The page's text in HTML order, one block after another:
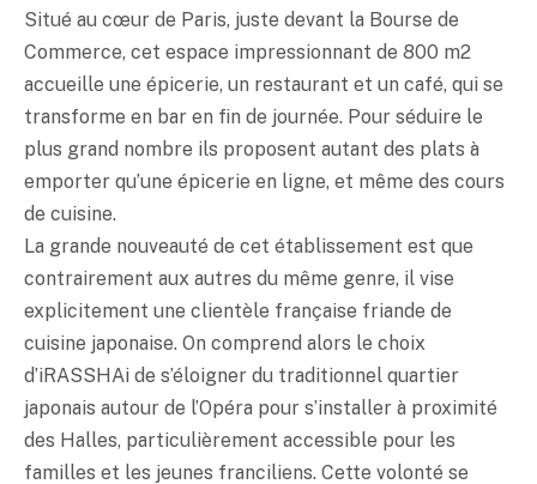
Situé au cœur de Paris, juste devant la Bourse de
Commerce, cet espace impressionnant de 800 m2
accueille une épicerie, un restaurant et un café, qui se
transforme en bar en fin de journée. Pour séduire le
plus grand nombre ils proposent autant des plats à
emporter qu’une épicerie en ligne, et même des cours
de cuisine.
La grande nouveauté de cet établissement est que
contrairement aux autres du même genre, il vise
explicitement une clientèle française friande de
cuisine japonaise. On comprend alors le choix
d’iRASSHAi de s’éloigner du traditionnel quartier
japonais autour de l’Opéra pour s’installer à proximité
des Halles, particulièrement accessible pour les
familles et les jeunes franciliens. Cette volonté se